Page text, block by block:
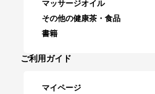
マッサージオイル
その他の健康茶・食品
書籍
ご利用ガイド
マイページ